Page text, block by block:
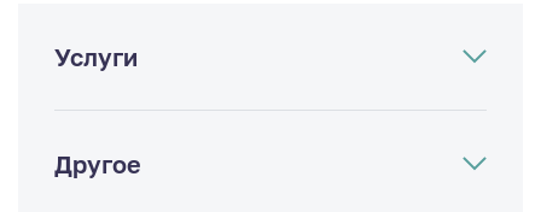
Услуги
Другое